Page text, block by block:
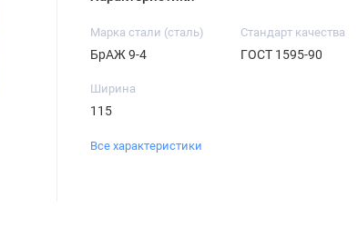
Марка стали (сталь)
БрАЖ 9-4
Стандарт качества
ГОСТ 1595-90
Ширина
115
Все характеристики